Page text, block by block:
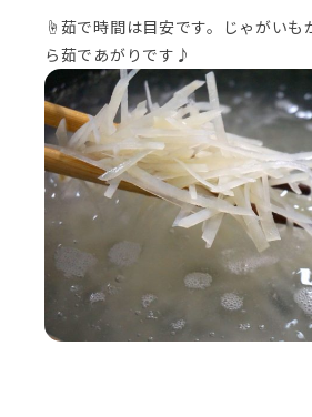
☝茹で時間は目安です。じゃがいも
ら茹であがりです♪